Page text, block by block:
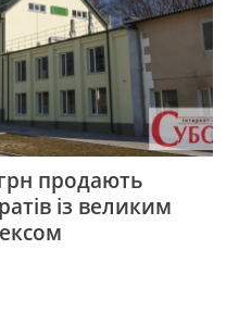
продають
із великим